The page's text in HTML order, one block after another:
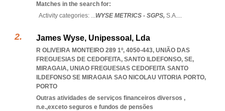
Matches in the search for:
Activity categories: ...WYSE METRICS - SGPS, S.A....
James Wyse, Unipessoal, Lda
R OLIVEIRA MONTEIRO 289 1º, 4050-443, UNIÃO DAS
FREGUESIAS DE CEDOFEITA, SANTO ILDEFONSO, SE,
MIRAGAIA, UNIAO FREGUESIAS CEDOFEITA SANTO
ILDEFONSO SE MIRAGAIA SAO NICOLAU VITORIA PORTO,
PORTO
Outras atividades de serviços financeiros diversos ,
n.e.,exceto seguros e fundos de pensões